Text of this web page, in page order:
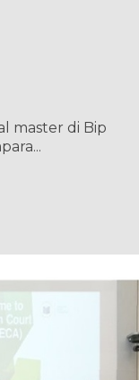
master di Bip